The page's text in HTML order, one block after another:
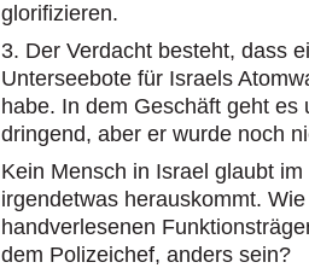
glorifizieren.
3. Der Verdacht besteht, dass
Unterseebote für Israels
habe. In dem Geschäft geht
dringend, aber er wurde noch
Kein Mensch in Israel glaubt
irgendetwas herauskommt.
handverlesenen
dem Polizeichef, anders sein?